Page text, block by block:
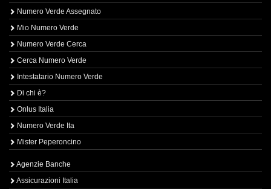
Numero Verde Assegnato
Mio Numero Verde
Numero Verde Cerca
Cerca Numero Verde
Intestatario Numero Verde
Di chi è?
Onlus Italia
Numero Verde Ita
Mister Peperoncino
Agenzie Banche
Assicurazioni Italia